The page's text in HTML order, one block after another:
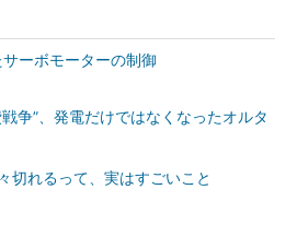
ーボモーターの制御
争”、発電だけではなくなったオルタ
切れるって、実はすごいこと